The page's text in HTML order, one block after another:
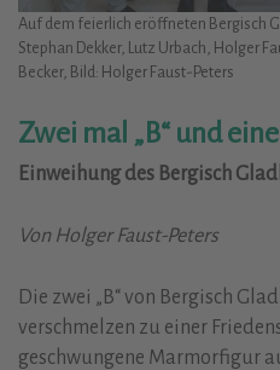
Auf dem feierlich eröffneten Bergisch
Stephan Dekker, Lutz Urbach, Holger
Becker, Bild: Holger Faust-Peters
Zwei mal „B“ und
Einweihung des Bergisch
Von Holger Faust-Peters
Die zwei „B“ von Bergisch
verschmelzen zu einer
geschwungene Marmorfigur